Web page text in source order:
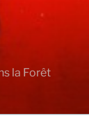
la Forêt